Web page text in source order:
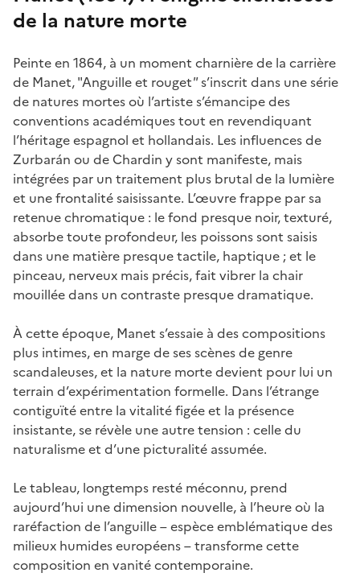
de la nature morte
Peinte en 1864, à un moment charnière de la carrière
de Manet, "Anguille et rouget"s’inscrit dans une série
de natures mortes où l’artiste s’émancipe des
conventions académiques tout en revendiquant
l’héritage espagnol et hollandais. Les influences de
Zurbarán ou de Chardin y sont manifeste, mais
intégrées par un traitement plus brutal de la lumière
et une frontalité saisissante. L’œuvre frappe par sa
retenue chromatique : le fond presque noir, texturé,
absorbe toute profondeur, les poissons sont saisis
dans une matière presque tactile, haptique ; et le
pinceau, nerveux mais précis, fait vibrer la chair
mouillée dans un contraste presque dramatique.
À cette époque, Manet s’essaie à des compositions
plus intimes, en marge de ses scènes de genre
scandaleuses, et la nature morte devient pour lui un
terrain d’expérimentation formelle. Dans l’étrange
contiguïté entre la vitalité figée et la présence
insistante, se révèle une autre tension : celle du
naturalisme et d’une picturalité assumée.
Le tableau, longtemps resté méconnu, prend
aujourd’hui une dimension nouvelle, à l’heure où la
raréfaction de l’anguille – espèce emblématique des
milieux humides européens – transforme cette
composition en vanité contemporaine.